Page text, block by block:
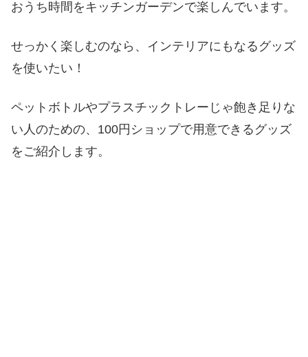
おうち時間をキッチンガーデンで楽しんでいます。
せっかく楽しむのなら、インテリアにもなるグッズ
を使いたい！
ペットボトルやプラスチックトレーじゃ飽き足りな
い人のための、100円ショップで用意できるグッズ
をご紹介します。